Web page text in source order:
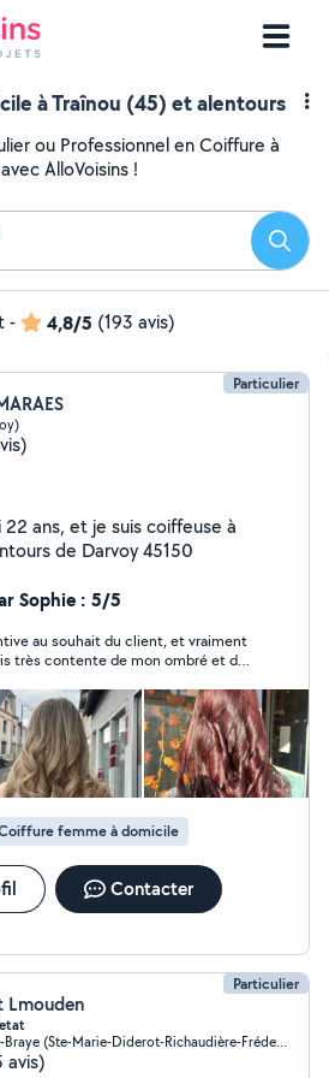
à Traînou (45) et alentours
ou Professionnel en Coiffure à
AlloVoisins !
- 4,8/5 (193 avis)
Particulier
ans, et je suis coiffeuse à
de Darvoy 45150
Sophie : 5/5
au souhait du client, et vraiment
très contente de mon ombré et de
femme à domicile
Contacter
Particulier
Lmouden
Saint-Jean-de-Braye (Ste-Marie-Diderot-Richaudière-Frédeville)
avis)